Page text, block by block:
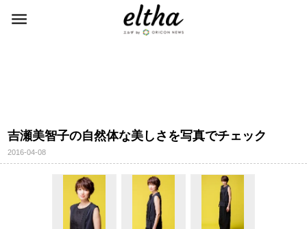
吉瀬美智子の自然体な美しさを写真でチェック
2016-04-08